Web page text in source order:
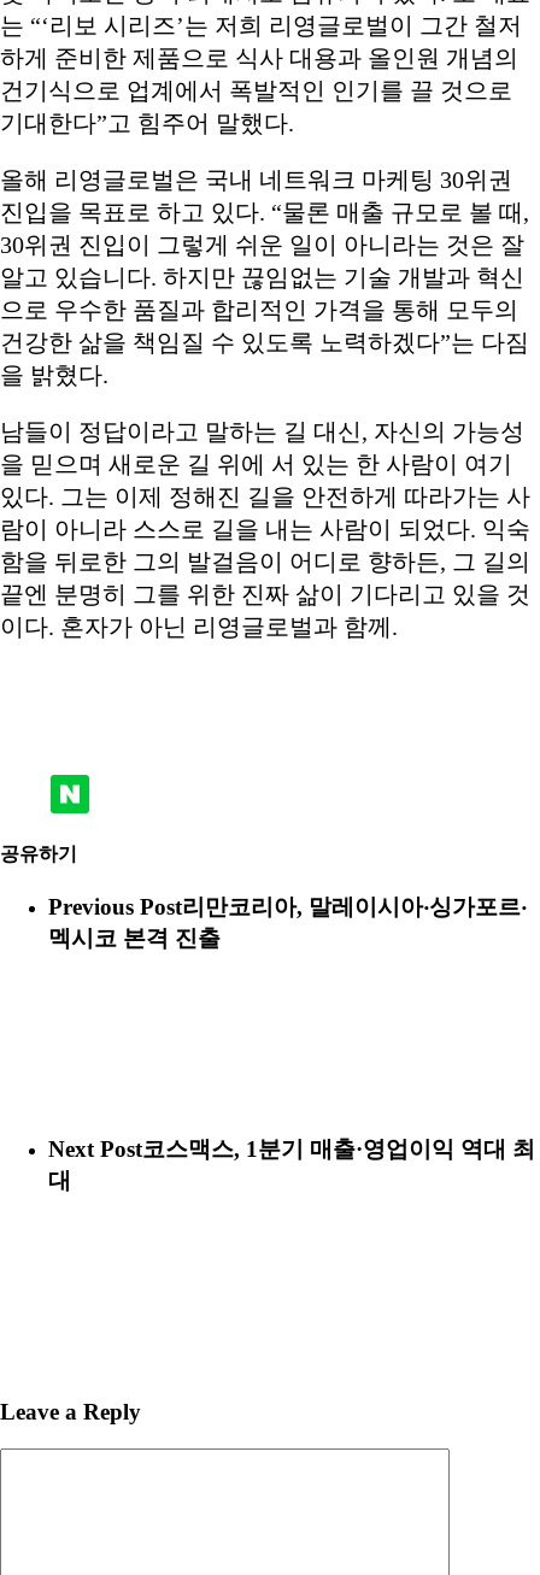
는 “‘리보 시리즈’는 저희 리영글로벌이 그간 철저
하게 준비한 제품으로 식사 대용과 올인원 개념의
건기식으로 업계에서 폭발적인 인기를 끌 것으로
기대한다”고 힘주어 말했다.
올해 리영글로벌은 국내 네트워크 마케팅 30위권
진입을 목표로 하고 있다. “물론 매출 규모로 볼 때,
30위권 진입이 그렇게 쉬운 일이 아니라는 것은 잘
알고 있습니다. 하지만 끊임없는 기술 개발과 혁신
으로 우수한 품질과 합리적인 가격을 통해 모두의
건강한 삶을 책임질 수 있도록 노력하겠다”는 다짐
을 밝혔다.
남들이 정답이라고 말하는 길 대신, 자신의 가능성
을 믿으며 새로운 길 위에 서 있는 한 사람이 여기
있다. 그는 이제 정해진 길을 안전하게 따라가는 사
람이 아니라 스스로 길을 내는 사람이 되었다. 익숙
함을 뒤로한 그의 발걸음이 어디로 향하든, 그 길의
끝엔 분명히 그를 위한 진짜 삶이 기다리고 있을 것
이다. 혼자가 아닌 리영글로벌과 함께.
공유하기
Previous Post리만코리아, 말레이시아‧싱가포르‧
멕시코 본격 진출
Next Post코스맥스, 1분기 매출·영업이익 역대 최
대
Leave a Reply